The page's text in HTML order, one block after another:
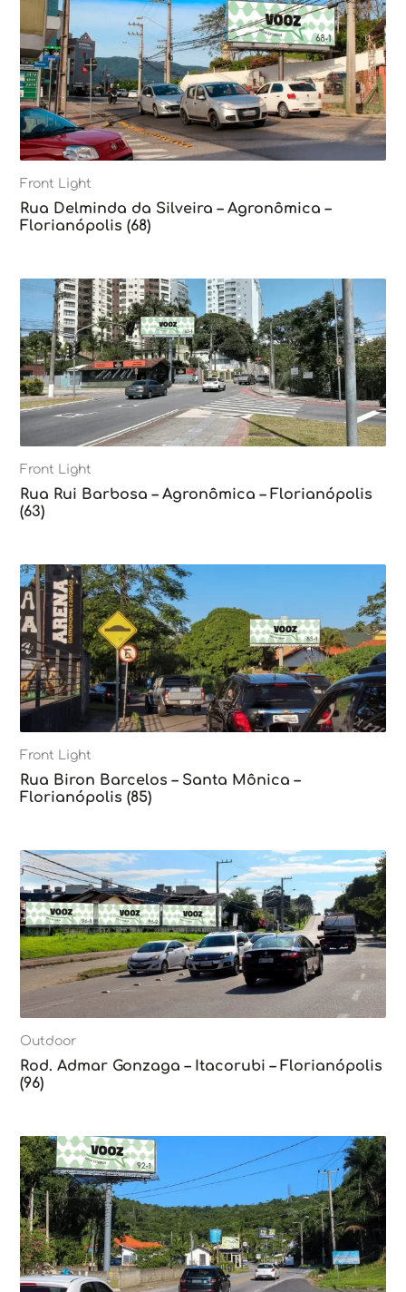
Front Light
Rua Delminda da Silveira – Agronômica –
Florianópolis (68)
Front Light
Rua Rui Barbosa – Agronômica – Florianópolis
(63)
Front Light
Rua Biron Barcelos – Santa Mônica –
Florianópolis (85)
Outdoor
Rod. Admar Gonzaga – Itacorubi – Florianópolis
(96)